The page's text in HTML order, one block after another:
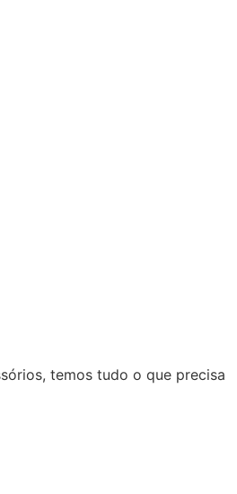
temos tudo o que precisa